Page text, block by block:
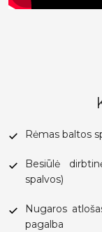
Rėmas baltos
Besiūlė
spalvos)
Nugaros
pagalba